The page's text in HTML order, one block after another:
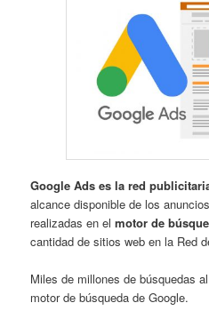
Google Ads es la red
alcance disponible de los
realizadas en el motor de
cantidad de sitios web en la Red
Miles de millones de búsquedas
motor de búsqueda de Google.